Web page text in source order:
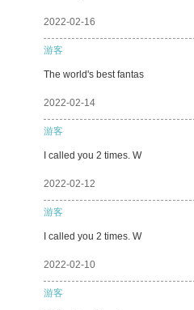
2022-02-16
游客
The world's best fantas
2022-02-14
游客
I called you 2 times. W
2022-02-12
游客
I called you 2 times. W
2022-02-10
游客